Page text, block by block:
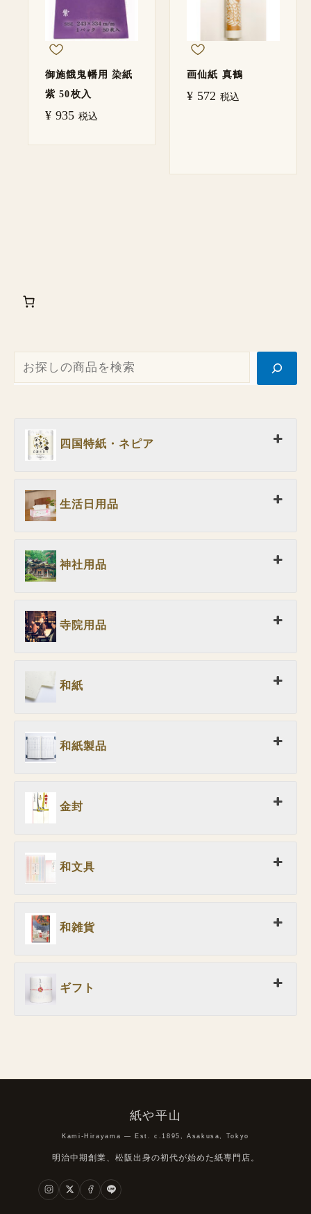
四国特紙・ネピア
生活日用品
神社用品
寺院用品
和紙
和紙製品
金封
和文具
和雑貨
ギフト
御施餓鬼幡用 染紙
紫 50枚入
¥ 935 税込
画仙紙 真鶴
¥ 572 税込
紙や平山
Kami-Hirayama — Est. c.1895, Asakusa, Tokyo
明治中期創業、松阪出身の初代が始めた紙専門店。